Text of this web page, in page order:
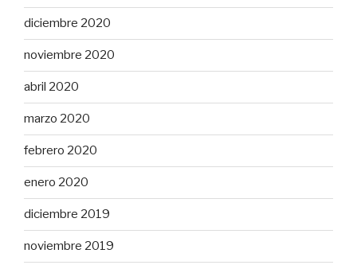
diciembre 2020
noviembre 2020
abril 2020
marzo 2020
febrero 2020
enero 2020
diciembre 2019
noviembre 2019